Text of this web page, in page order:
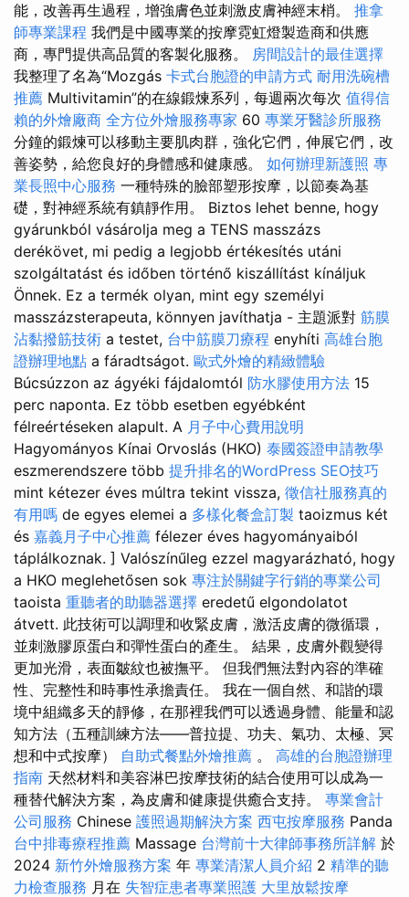
能，改善再生過程，增強膚色並刺激皮膚神經末梢。 推拿
師專業課程 我們是中國專業的按摩霓虹燈製造商和供應
商，專門提供高品質的客製化服務。 房間設計的最佳選擇
我整理了名為“Mozgás 卡式台胞證的申請方式 耐用洗碗槽
推薦 Multivitamin”的在線鍛煉系列，每週兩次每次 值得信
賴的外燴廠商 全方位外燴服務專家 60 專業牙醫診所服務
分鐘的鍛煉可以移動主要肌肉群，強化它們，伸展它們，改
善姿勢，給您良好的身體感和健康感。 如何辦理新護照 專
業長照中心服務 一種特殊的臉部塑形按摩，以節奏為基
礎，對神經系統有鎮靜作用。 Biztos lehet benne, hogy
gyárunkból vásárolja meg a TENS masszázs
derékövet, mi pedig a legjobb értékesítés utáni
szolgáltatást és időben történő kiszállítást kínáljuk
Önnek. Ez a termék olyan, mint egy személyi
masszázsterapeuta, könnyen javíthatja - 主題派對 筋膜
沾黏撥筋技術 a testet, 台中筋膜刀療程 enyhíti 高雄台胞
證辦理地點 a fáradtságot. 歐式外燴的精緻體驗
Búcsúzzon az ágyéki fájdalomtól 防水膠使用方法 15
perc naponta. Ez több esetben egyébként
félreértéseken alapult. A 月子中心費用說明
Hagyományos Kínai Orvoslás (HKO) 泰國簽證申請教學
eszmerendszere több 提升排名的WordPress SEO技巧
mint kétezer éves múltra tekint vissza, 徵信社服務真的
有用嗎 de egyes elemei a 多樣化餐盒訂製 taoizmus két
és 嘉義月子中心推薦 félezer éves hagyományaiból
táplálkoznak. ] Valószínűleg ezzel magyarázható, hogy
a HKO meglehetősen sok 專注於關鍵字行銷的專業公司
taoista 重聽者的助聽器選擇 eredetű elgondolatot
átvett. 此技術可以調理和收緊皮膚，激活皮膚的微循環，
並刺激膠原蛋白和彈性蛋白的產生。 結果，皮膚外觀變得
更加光滑，表面皺紋也被撫平。 但我們無法對內容的準確
性、完整性和時事性承擔責任。 我在一個自然、和諧的環
境中組織多天的靜修，在那裡我們可以透過身體、能量和認
知方法（五種訓練方法——普拉提、功夫、氣功、太極、冥
想和中式按摩） 自助式餐點外燴推薦 。 高雄的台胞證辦理
指南 天然材料和美容淋巴按摩技術的結合使用可以成為一
種替代解決方案，為皮膚和健康提供癒合支持。 專業會計
公司服務 Chinese 護照過期解決方案 西屯按摩服務 Panda
台中排毒療程推薦 Massage 台灣前十大律師事務所詳解 於
2024 新竹外燴服務方案 年 專業清潔人員介紹 2 精準的聽
力檢查服務 月在 失智症患者專業照護 大里放鬆按摩